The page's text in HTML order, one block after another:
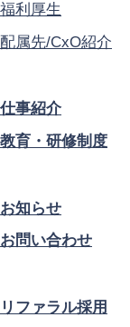
福利厚生
配属先/CxO紹介
仕事紹介
教育・研修制度
お知らせ
お問い合わせ
リファラル採用